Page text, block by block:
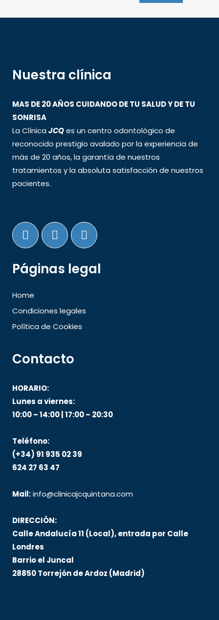
Nuestra clínica
MAS DE 20 AÑOS CUIDANDO DE TU SALUD Y DE TU
SONRISA
La Clínica JCQes un centro odontológico de
reconocido prestigio avalado por la experiencia de
más de 20 años, la garantía de nuestros
tratamientos y la absoluta satisfacción de nuestros
pacientes.
Páginas legal
Home
Condiciones legales
Política de Cookies
Contacto
HORARIO:
Lunes a viernes:
10:00 – 14:00 | 17:00 – 20:30
Teléfono:
(+34) 91 935 02 39
624 27 63 47
Mail:info@clinicajcquintana.com
DIRECCIÓN:
Calle Andalucía 11 (Local), entrada por Calle
Londres
Barrio el Juncal
28850 Torrejón de Ardoz (Madrid)